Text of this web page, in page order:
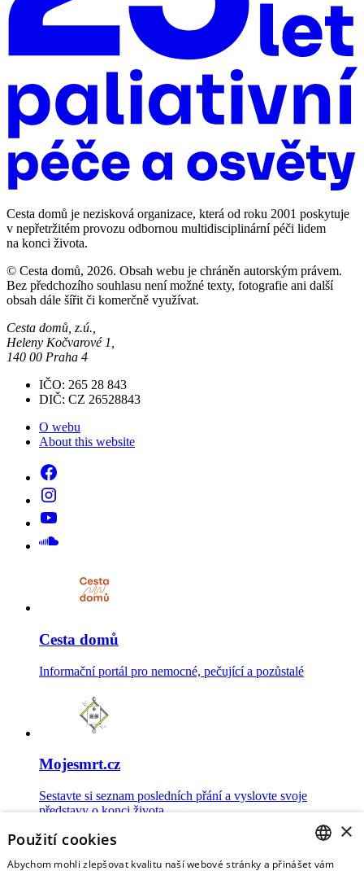
Cesta domů je nezisková organizace, která od roku 2001 poskytuje
v nepřetržitém provozu odbornou multidisciplinární péči lidem
na konci života.
© Cesta domů, 2026. Obsah webu je chráněn autorským právem.
Bez předchozího souhlasu není možné texty, fotografie ani další
obsah dále šířit či komerčně využívat.
Cesta domů, z.ú.,
Heleny Kočvarové 1,
140 00 Praha 4
IČO: 265 28 843
DIČ: CZ 26528843
O webu
About this website
Cesta domů
Informační portál pro nemocné, pečující a pozůstalé
Mojesmrt.cz
Sestavte si seznam posledních přání a vyslovte svoje
představy o konci života
×
Použití cookies
Abychom mohli zlepšovat kvalitu naší webové stránky a přinášet vám